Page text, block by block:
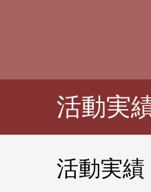
活動実
活動実績